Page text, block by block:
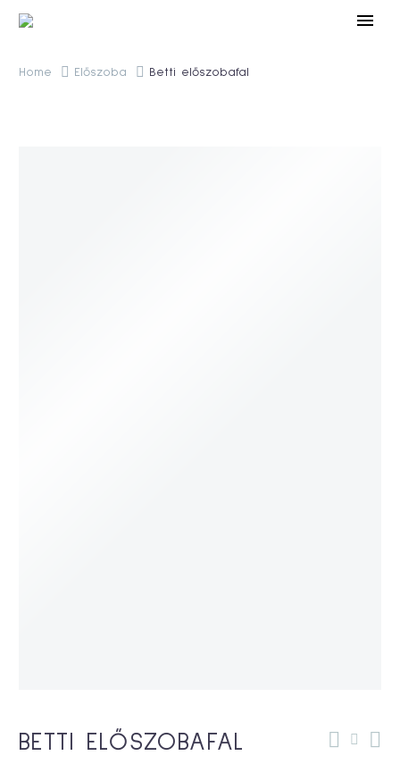
Home Előszoba Betti előszobafal
BETTI ELŐSZOBAFAL